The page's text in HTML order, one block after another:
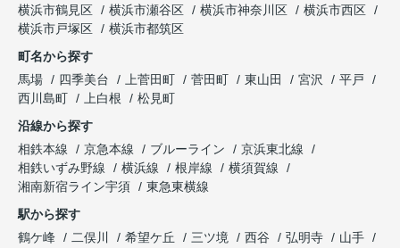
横浜市鶴見区
横浜市瀬谷区 横浜市神奈川区
横浜市西区
横浜市戸塚区
横浜市都筑区
町名から探す
馬場
四季美台 上菅田町 菅田町 東山田 宮沢
平戸
西川島町
上白根
松見町
沿線から探す
相鉄本線
京急本線 ブルーライン
京浜東北線
相鉄いずみ野線
横浜線 根岸線
横須賀線
湘南新宿ライン宇須
東急東横線
駅から探す
鶴ケ峰
二俣川 希望ケ丘 三ツ境 西谷 弘明寺
山手